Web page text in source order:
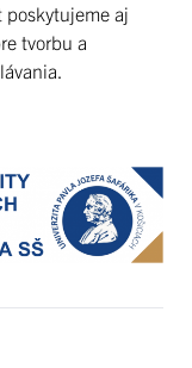
poskytujeme aj
tvorbu a